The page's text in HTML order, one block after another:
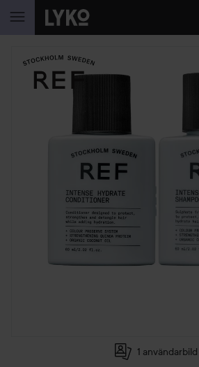
HOPPA TILL INNEHÅLLET
1 användarbild